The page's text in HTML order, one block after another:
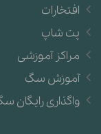
افتخارات
پت شاپ
مراکز آموزشی
آموزش سگ
واگذاری رایگان